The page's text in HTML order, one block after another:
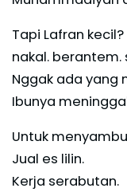
Tapi Lafran kecil?
nakal. berantem.
Nggak ada yang
Ibunya
Untuk
Jual es lilin.
Kerja serabutan.